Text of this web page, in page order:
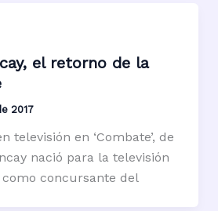
el retorno de la
2017
televisión en ‘Combate’, de
nació para la televisión
como concursante del